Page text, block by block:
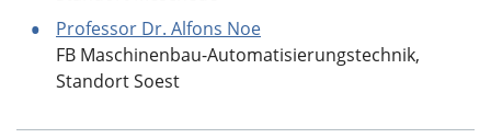
Professor Dr. Alfons Noe
FB Maschinenbau-Automatisierungstechnik,
Standort Soest